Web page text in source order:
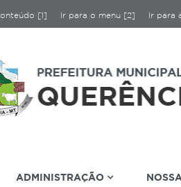
[1] Ir para o menu [2] Ir para
ADMINISTRAÇÃO